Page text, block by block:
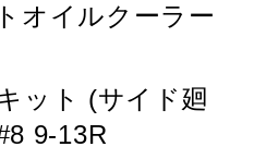
DUCATI
オイルクーラー
ット (サイド廻
9-13R